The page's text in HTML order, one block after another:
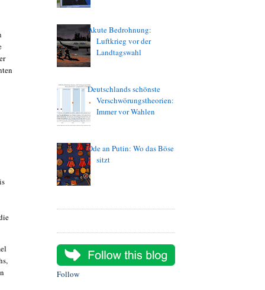
Akute Bedrohnung:
Luftkrieg vor der
Landtagswahl
Deutschlands schönste
Verschwörungstheorien:
Immer vor Wahlen
Ode an Putin: Wo das Böse
sitzt
Follow